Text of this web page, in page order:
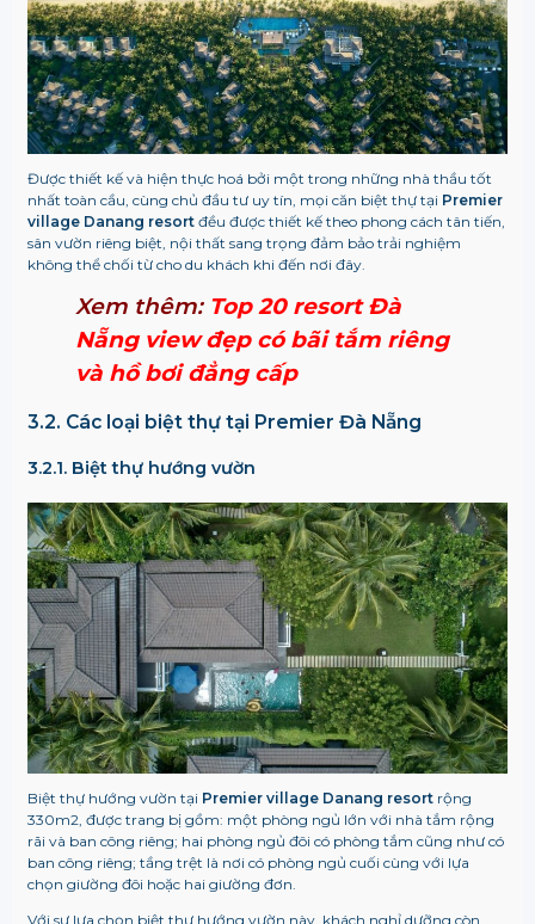
Được thiết kế và hiện thực hoá bởi một trong những nhà thầu tốt
nhất toàn cầu, cùng chủ đầu tư uy tín, mọi căn biệt thự tại Premier
village Danang resortđều được thiết kế theo phong cách tân tiến,
sân vườn riêng biệt, nội thất sang trọng đảm bảo trải nghiệm
không thể chối từ cho du khách khi đến nơi đây.
Xem thêm: Top 20 resort Đà
Nẵng view đẹp có bãi tắm riêng
và hồ bơi đẳng cấp
3.2. Các loại biệt thự tại Premier Đà Nẵng
3.2.1. Biệt thự hướng vườn
Biệt thự hướng vườn tại Premier village Danang resortrộng
330m2, được trang bị gồm: một phòng ngủ lớn với nhà tắm rộng
rãi và ban công riêng; hai phòng ngủ đôi có phòng tắm cũng như có
ban công riêng; tầng trệt là nơi có phòng ngủ cuối cùng với lựa
chọn giường đôi hoặc hai giường đơn.
Với sự lựa chọn biệt thự hướng vườn này, khách nghỉ dưỡng còn